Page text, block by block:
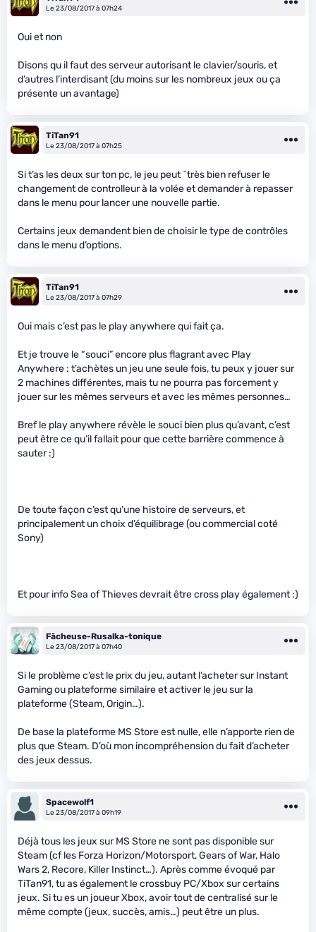
Le 23/08/2017 à 07h24
Oui et non
Disons qu il faut des serveur autorisant le clavier/souris, et
d’autres l’interdisant (du moins sur les nombreux jeux ou ça
présente un avantage)
TiTan91
Le 23/08/2017 à 07h25
Si t’as les deux sur ton pc, le jeu peut ^très bien refuser le
changement de controlleur à la volée et demander à repasser
dans le menu pour lancer une nouvelle partie.
Certains jeux demandent bien de choisir le type de contrôles
dans le menu d’options.
TiTan91
Le 23/08/2017 à 07h29
Oui mais c’est pas le play anywhere qui fait ça.
Et je trouve le “souci” encore plus flagrant avec Play
Anywhere : t’achètes un jeu une seule fois, tu peux y jouer sur
2 machines différentes, mais tu ne pourra pas forcement y
jouer sur les mêmes serveurs et avec les mêmes personnes…
Bref le play anywhere révèle le souci bien plus qu’avant, c’est
peut être ce qu’il fallait pour que cette barrière commence à
sauter :)
De toute façon c’est qu’une histoire de serveurs, et
principalement un choix d’équilibrage (ou commercial coté
Sony)
Et pour info Sea of Thieves devrait être cross play également :)
Fâcheuse-Rusalka-tonique
Le 23/08/2017 à 07h40
Si le problème c’est le prix du jeu, autant l’acheter sur Instant
Gaming ou plateforme similaire et activer le jeu sur la
plateforme (Steam, Origin…).
De base la plateforme MS Store est nulle, elle n’apporte rien de
plus que Steam. D’où mon incompréhension du fait d’acheter
des jeux dessus.
Spacewolf1
Le 23/08/2017 à 09h19
Déjà tous les jeux sur MS Store ne sont pas disponible sur
Steam (cf les Forza Horizon/Motorsport, Gears of War, Halo
Wars 2, Recore, Killer Instinct…). Après comme évoqué par
TiTan91, tu as également le crossbuy PC/Xbox sur certains
jeux. Si tu es un joueur Xbox, avoir tout de centralisé sur le
même compte (jeux, succès, amis…) peut être un plus.